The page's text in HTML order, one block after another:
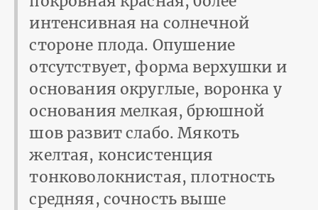
интенсивная на солнечной
стороне плода. Опушение
отсутствует, форма верхушки и
основания округлые, воронка у
основания мелкая, брюшной
шов развит слабо. Мякоть
желтая, консистенция
тонковолокнистая, плотность
средняя, сочность выше